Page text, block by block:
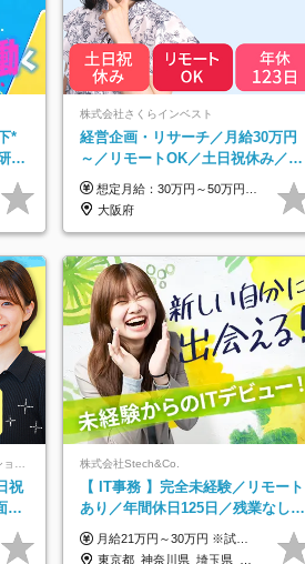
*
修
株式会社さくらインベスト
経営企画・リサーチ／月給30万円
～／リモートOK／土日祝休み／生
成AIを活用できる方歓迎
想定月給：30万円～50万円程度＋各種手当＋賞与年2回 ※想定年収：400万円～600万円 ※経験・能力等考慮の上、規定により優遇 ※上記月給には固定残業代を含みます。固定残業代は、時間外労働の有無に関わらず月10時間分（月2.2万円（月収30万円の場合）～3.6万円（月収50万円の場合））を支給し、超過分は追加で支給します ※試用期間2ヶ月（待遇に差異なし） 【固定残業代について】 固定残業10時間分（22,000円～36,000円）を含む ※超過分は別途全額支給
大阪府
株式会社オープンアップコンストラクション（東証プライム上場グループ）
祝
接
株式会社Stech&Co.
【 IT事務 】完全未経験／リモート
あり／年間休日125日／残業なし／
産休育休あり／服装・髪型自由／
毎年昇給
月給21万円～30万円 ※試用期間3ヶ月間の待遇に変動はありません。 ※みなし残業代(月20時間分29,725円～)を含む。（※超過分は追加支給）
東京都_神奈川県_埼玉県_千葉県_大阪府_愛知県_北海道_青森県_岩手県_宮城県_秋田県_山形県_福島県_茨城県_栃木県_群馬県_新潟県_山梨県_長野県_富山県_石川県_福井県_静岡県_岐阜県_三重県_兵庫県_京都府_滋賀県_奈良県_和歌山県_広島県_岡山県_鳥取県_島根県_山口県_徳島県_香川県_愛媛県_高知県_福岡県_熊本県_佐賀県_長崎県_大分県_宮崎県_鹿児島県_沖縄県